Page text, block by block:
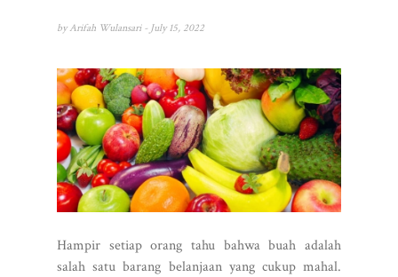
by Arifah Wulansari - July 15, 2022
Hampir setiap orang tahu bahwa buah adalah
salah satu barang belanjaan yang cukup mahal.